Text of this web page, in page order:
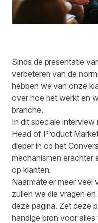
Sinds de presentatie
verbeteren van de
hebben we van onze
over hoe het werkt en
branche.
In dit speciale interview
Head of Product
dieper in op het
mechanismen erachter
op klanten.
Naarmate er meer veel
zullen we die vragen
deze pagina. Zet deze
handige bron voor